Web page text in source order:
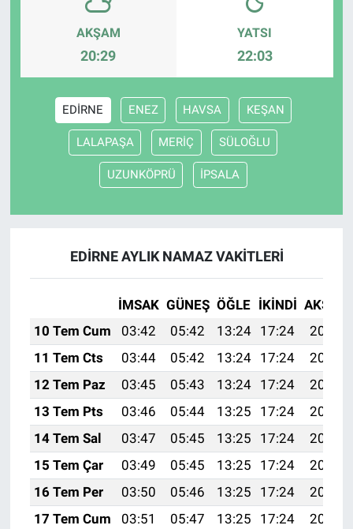
AKŞAM
20:29
YATSI
22:03
EDİRNE ENEZ HAVSA KEŞAN
LALAPAŞA MERİÇ SÜLOĞLU
UZUNKÖPRÜ İPSALA
EDİRNE AYLIK NAMAZ VAKITLERI
İMSAK GÜNEŞ ÖĞLE İKINDI AKŞAM
10 Tem Cum
03:42 05:42 13:24 17:24
20:57
11 Tem Cts
03:44 05:42 13:24 17:24
20:56
12 Tem Paz
03:45 05:43 13:24 17:24
20:56
13 Tem Pts
03:46 05:44 13:25 17:24
20:55
14 Tem Sal
03:47 05:45 13:25 17:24
20:55
15 Tem Çar
03:49 05:45 13:25 17:24
20:54
16 Tem Per
03:50 05:46 13:25 17:24
20:54
17 Tem Cum
03:51 05:47 13:25 17:24
20:53